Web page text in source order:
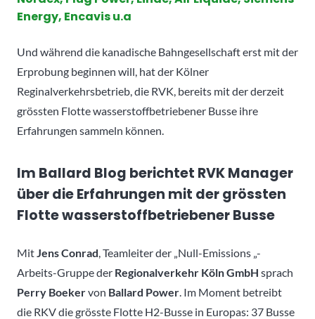
Energy, Encavis u.a
Und während die kanadische Bahngesellschaft erst mit der
Erprobung beginnen will, hat der Kölner
Reginalverkehrsbetrieb, die RVK, bereits mit der derzeit
grössten Flotte wasserstoffbetriebener Busse ihre
Erfahrungen sammeln können.
Im Ballard Blog berichtet RVK Manager
über die Erfahrungen mit der grössten
Flotte wasserstoffbetriebener Busse
Mit Jens Conrad , Teamleiter der „Null-Emissions „-
Arbeits-Gruppe der Regionalverkehr Köln GmbH sprach
Perry Boekervon Ballard Power . Im Moment betreibt
die RKV die grösste Flotte H2-Busse in Europas: 37 Busse